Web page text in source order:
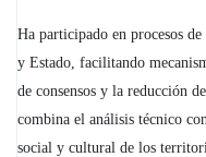
Ha participado en procesos
y Estado, facilitando
de consensos y la reducción
combina el análisis técnico
social y cultural de los